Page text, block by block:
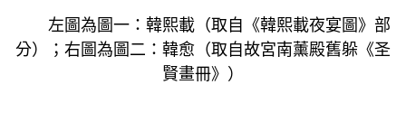
左圖為圖一：韓熙載（取自《韓熙載夜宴圖》部
分）；右圖為圖二：韓愈（取自故宮南薰殿舊躲《圣
賢畫冊》）